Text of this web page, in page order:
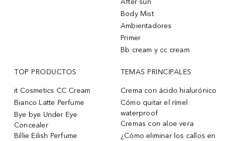
After sun
Body Mist
Ambientadores
Primer
Bb cream y cc cream
TOP PRODUCTOS
it Cosmetics CC Cream
Bianco Latte Perfume
Bye bye Under Eye
Concealer
Billie Eilish Perfume
TEMAS PRINCIPALES
Crema con ácido hialurónico
Cómo quitar el rímel
waterproof
Cremas con aloe vera
¿Cómo eliminar los callos en